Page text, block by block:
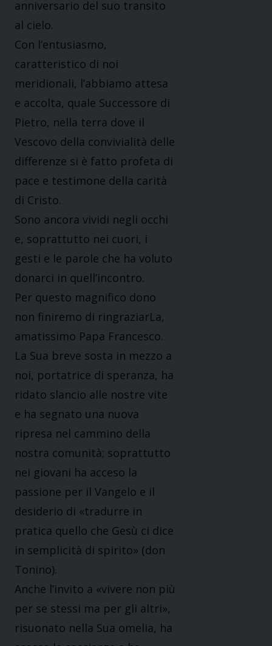
anniversario del suo transito
al cielo.
Con l’entusiasmo,
caratteristico di noi
meridionali, l’abbiamo attesa
e accolta, quale Successore di
Pietro, nella terra dove il
Vescovo della convivialità delle
differenze si è fatto profeta di
pace e testimone della carità
di Cristo.
Sono ancora vividi negli occhi
e, soprattutto nei cuori, i
gesti e le parole che ha voluto
donarci in quell’incontro.
Per questo magnifico dono
non finiremo di ringraziarLa,
amatissimo Papa Francesco.
La Sua breve sosta in mezzo a
noi, portatrice di speranza, ha
ridato slancio alle nostre vite
e ha segnato una nuova
ripresa nel cammino della
nostra comunità; soprattutto
nei giovani ha acceso la
passione per il Vangelo e il
desiderio di «tradurre in
pratica quello che Gesù ci dice
in semplicità di spirito» (don
Tonino).
Anche l’invito a «vivere non più
per se stessi ma per gli altri»,
risuonato nella Sua omelia, ha